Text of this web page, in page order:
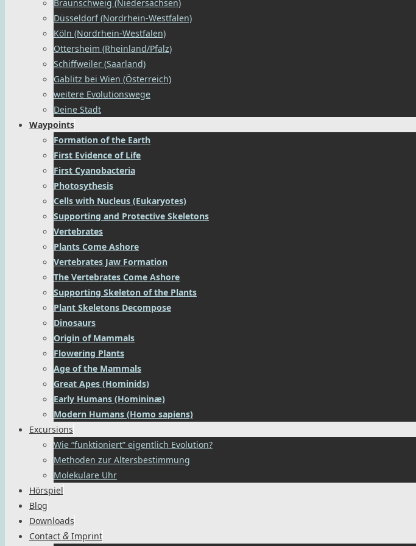
Braunschweig (Niedersachsen)
Düsseldorf (Nordrhein-Westfalen)
Köln (Nordrhein-Westfalen)
Ottersheim (Rheinland/Pfalz)
Schiffweiler (Saarland)
Gablitz bei Wien (Österreich)
weitere Evolutionswege
Deine Stadt
Waypoints
Formation of the Earth
First Evidence of Life
First Cyanobacteria
Photosythesis
Cells with Nucleus (Eukaryotes)
Supporting and Protective Skeletons
Vertebrates
Plants Come Ashore
Vertebrates Jaw Formation
The Vertebrates Come Ashore
Supporting Skeleton of the Plants
Plant Skeletons Decompose
Dinosaurs
Origin of Mammals
Flowering Plants
Age of the Mammals
Great Apes (Hominids)
Early Humans (Homininæ)
Modern Humans (Homo sapiens)
Excursions
Wie “funktioniert” eigentlich Evolution?
Methoden zur Altersbestimmung
Molekulare Uhr
Hörspiel
Blog
Downloads
Contact & Imprint